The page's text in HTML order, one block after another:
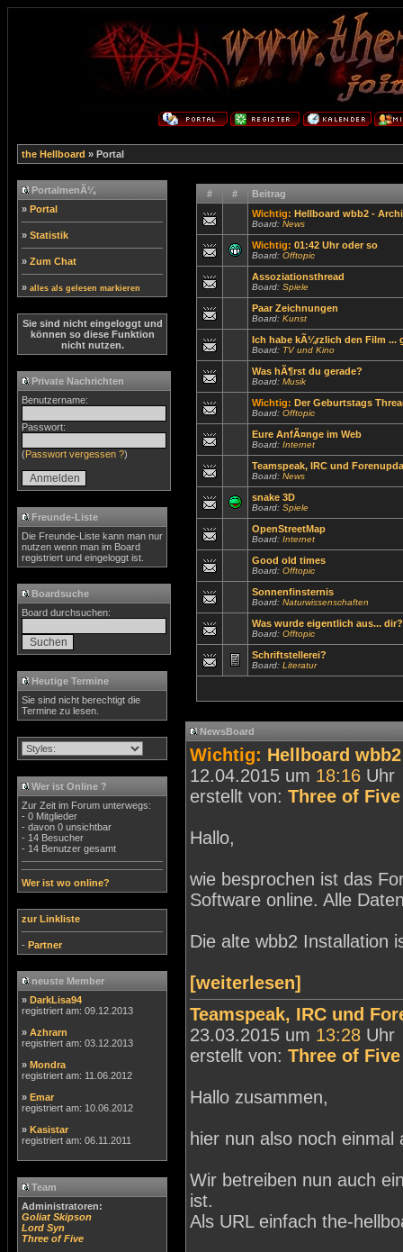
the Hellboard » Portal
PortalmenÃ¼
» Portal
» Statistik
» Zum Chat
» alles als gelesen markieren
Sie sind nicht eingeloggt und
können so diese Funktion
nicht nutzen.
Private Nachrichten
Benutzername:
Passwort:
(Passwort vergessen ?)
Freunde-Liste
Die Freunde-Liste kann man nur
nutzen wenn man im Board
registriert und eingeloggt ist.
Boardsuche
Board durchsuchen:
Heutige Termine
Sie sind nicht berechtigt die
Termine zu lesen.
Wer ist Online ?
Zur Zeit im Forum unterwegs:
- 0 Mitglieder
- davon 0 unsichtbar
- 14 Besucher
- 14 Benutzer gesamt
Wer ist wo online?
zur Linkliste
- Partner
neuste Member
» DarkLisa94
registriert am: 09.12.2013
» Azhrarn
registriert am: 03.12.2013
» Mondra
registriert am: 11.06.2012
» Emar
registriert am: 10.06.2012
» Kasistar
registriert am: 06.11.2011
Team
Administratoren:
Goliat Skipson
Lord Syn
Three of Five
# #
Beitrag
Wichtig: Hellboard wbb2 -
Board: News
Wichtig: 01:42 Uhr oder so
Board: Offtopic
Assoziationsthread
Board: Spiele
Paar Zeichnungen
Board: Kunst
Ich habe kÃ¼rzlich den Film ...
Board: TV und Kino
Was hÃ¶rst du gerade?
Board: Musik
Wichtig: Der Geburtstags
Board: Offtopic
Eure AnfÃ¤nge im Web
Board: Internet
Teamspeak, IRC und
Board: News
snake 3D
Board: Spiele
OpenStreetMap
Board: Internet
Good old times
Board: Offtopic
Sonnenfinsternis
Board: Naturwissenschaften
Was wurde eigentlich aus... dir?
Board: Offtopic
Schriftstellerei?
Board: Literatur
NewsBoard
Wichtig: Hellboard
12.04.2015 um 18:16 Uhr
erstellt von: Three of Five
Hallo,
wie besprochen ist das
Software online. Alle
Die alte wbb2 Installation
[weiterlesen]
Teamspeak, IRC und
23.03.2015 um 13:28 Uhr
erstellt von: Three of Five
Hallo zusammen,
hier nun also noch einmal
Wir betreiben nun auch
ist.
Als URL einfach the-